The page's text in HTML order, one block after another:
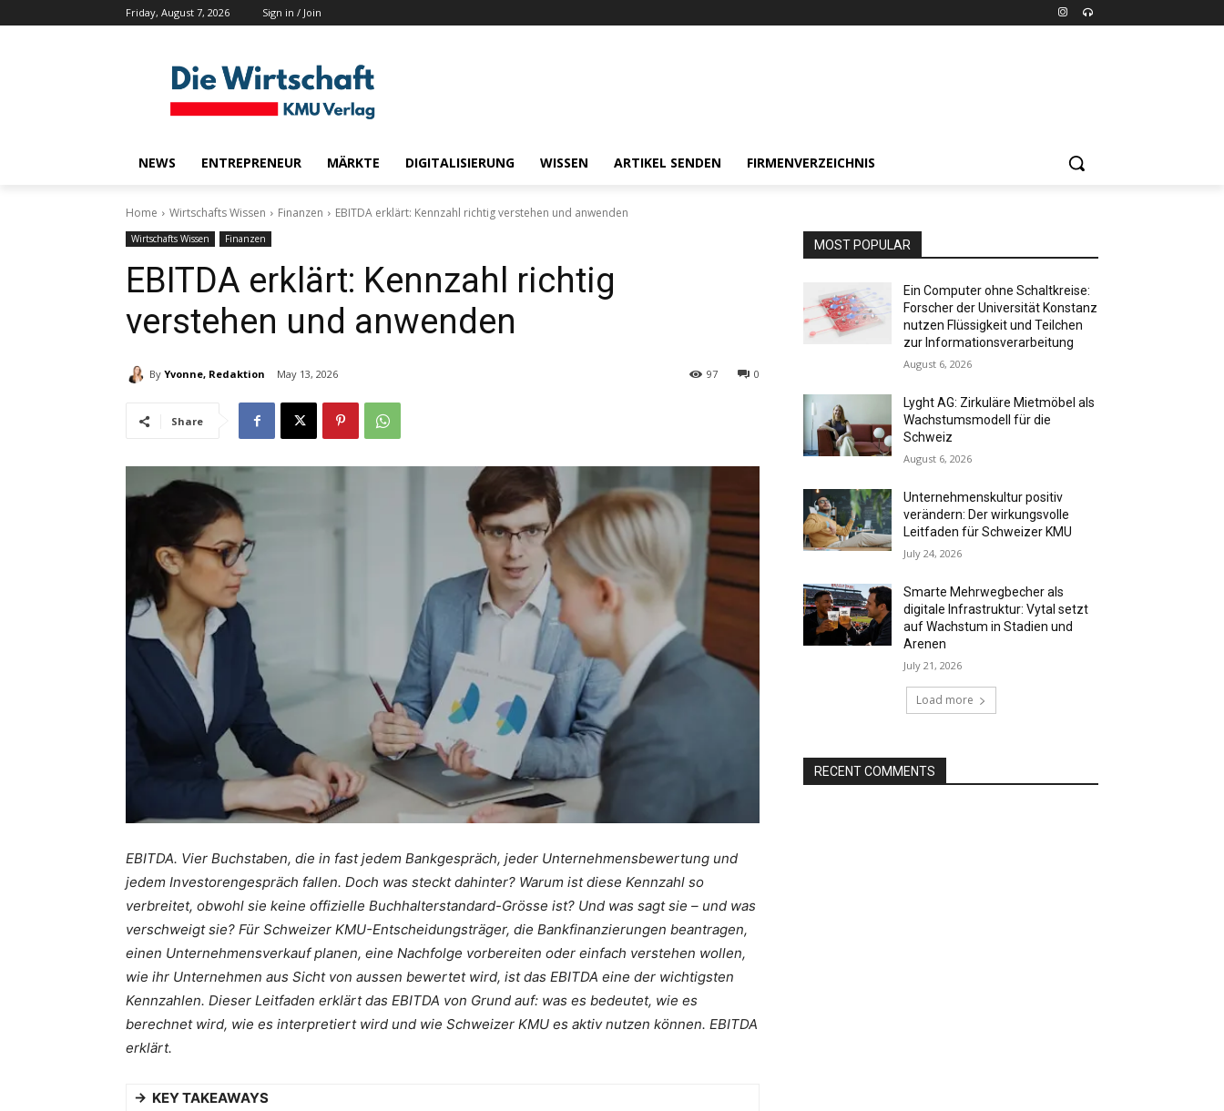
Friday, August 7, 2026 Sign in / Join
NEWS ENTREPRENEUR MÄRKTE DIGITALISIERUNG WISSEN ARTIKEL SENDEN FIRMENVERZEICHNIS
Home Wirtschafts Wissen Finanzen EBITDA erklärt: Kennzahl richtig verstehen und anwenden
Wirtschafts Wissen Finanzen
EBITDA erklärt: Kennzahl richtig
verstehen und anwenden
By Yvonne, Redaktion May 13, 2026 0
97
Share
EBITDA. Vier Buchstaben, die in fast jedem Bankgespräch, jeder Unternehmensbewertung und
jedem Investorengespräch fallen. Doch was steckt dahinter? Warum ist diese Kennzahl so
verbreitet, obwohl sie keine offizielle Buchhalterstandard-Grösse ist? Und was sagt sie – und was
verschweigt sie? Für Schweizer KMU-Entscheidungsträger, die Bankfinanzierungen beantragen,
einen Unternehmensverkauf planen, eine Nachfolge vorbereiten oder einfach verstehen wollen,
wie ihr Unternehmen aus Sicht von aussen bewertet wird, ist das EBITDA eine der wichtigsten
Kennzahlen. Dieser Leitfaden erklärt das EBITDA von Grund auf: was es bedeutet, wie es
berechnet wird, wie es interpretiert wird und wie Schweizer KMU es aktiv nutzen können. EBITDA
erklärt.
→ KEY TAKEAWAYS
MOST POPULAR
Ein Computer ohne Schaltkreise:
Forscher der Universität Konstanz
nutzen Flüssigkeit und Teilchen
zur Informationsverarbeitung
August 6, 2026
Lyght AG: Zirkuläre Mietmöbel als
Wachstumsmodell für die
Schweiz
August 6, 2026
Unternehmenskultur positiv
verändern: Der wirkungsvolle
Leitfaden für Schweizer KMU
July 24, 2026
Smarte Mehrwegbecher als
digitale Infrastruktur: Vytal setzt
auf Wachstum in Stadien und
Arenen
July 21, 2026
Load more
RECENT COMMENTS